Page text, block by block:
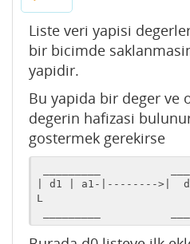
Liste veri yapisi
bir bicimde
yapidir.
Bu yapida bir deger ve
degerin hafizasi
gostermek gerekirse
| d1 | a1-|-------->|
L